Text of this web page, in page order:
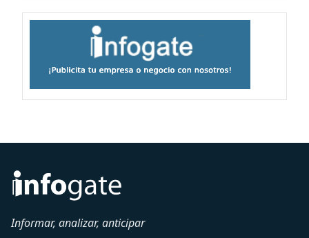
Informar, analizar, anticipar